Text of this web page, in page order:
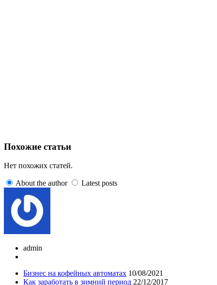
Похожие статьи
Нет похожих статей.
About the author Latest posts
admin
Бизнес на кофейных автоматах 10/08/2021
Как заработать в зимний период 22/12/2017